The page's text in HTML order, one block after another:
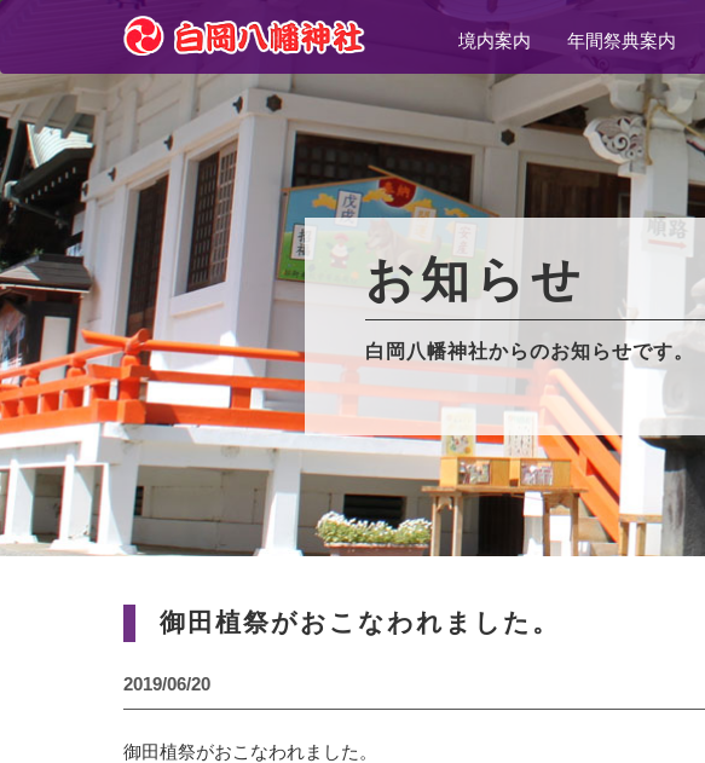
境内案内 年間祭典案内
お知らせ
白岡八幡神社からのお知らせです。
御田植祭がおこなわれました。
2019/06/20
御田植祭がおこなわれました。